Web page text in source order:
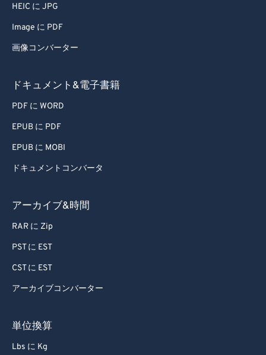
HEIC に JPG
Image に PDF
画像コンバーター
ドキュメント&電子書籍
PDF に WORD
EPUB に PDF
EPUB に MOBI
ドキュメントコンバータ
アーカイブ&時間
RAR に Zip
PST に EST
CST に EST
アーカイブコンバーター
単位換算
Lbs に Kg